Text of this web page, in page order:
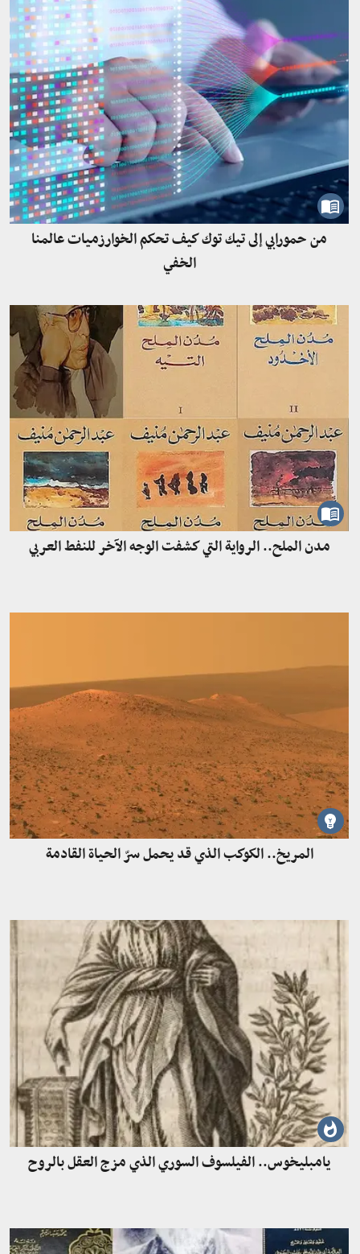
من حمورابي إلى تيك توك كيف تحكم الخوارزميات عالمنا
الخفي
مدن الملح.. الرواية التي كشفت الوجه الآخر للنفط العربي
المريخ.. الكوكب الذي قد يحمل سرّ الحياة القادمة
يامبليخوس.. الفيلسوف السوري الذي مزج العقل بالروح